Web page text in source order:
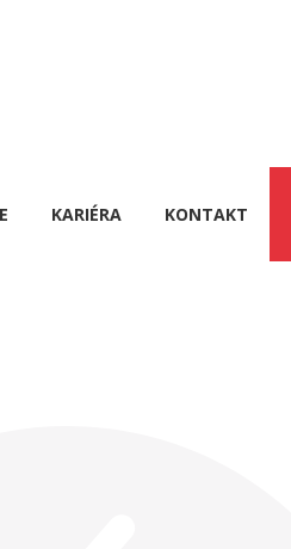
KARIÉRA KONTAKT